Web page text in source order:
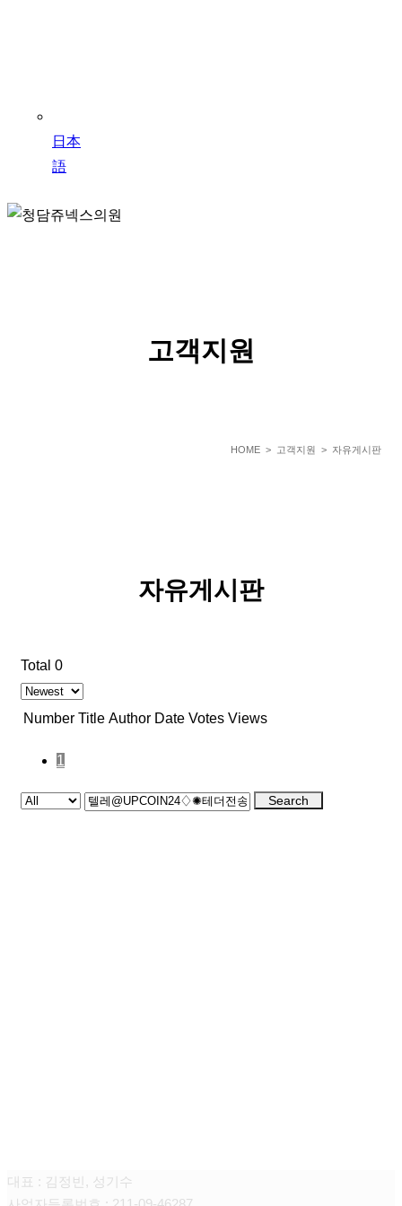
日本
語
고객지원
HOME > 고객지원 > 자유게시판
자유게시판
Total 0
Number Title Author Date Votes Views
1
Search
대표 : 김정빈, 성기수